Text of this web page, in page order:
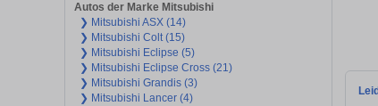
Autos der Marke Mitsubishi
❯ Mitsubishi ASX (14)
❯ Mitsubishi Colt (15)
❯ Mitsubishi Eclipse (5)
❯ Mitsubishi Eclipse Cross (21)
❯ Mitsubishi Grandis (3)
❯ Mitsubishi Lancer (4)